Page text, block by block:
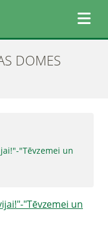
DOMES
"Tēvzemei un
"Tēvzemei un